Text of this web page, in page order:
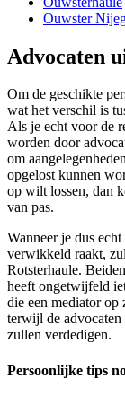
Ouwster
Advocaten
Om de geschikte
wat het verschil is
Als je echt voor de
worden door
om
opgelost kunnen
op wilt lossen, dan
van pas.
Wanneer je dus
verwikkeld raakt,
Rotsterhaule.
heeft ongetwijfeld
die een mediator op
terwijl de
zullen verdedigen.
Persoonlijke tips